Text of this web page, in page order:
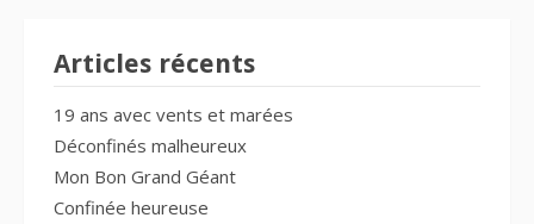
Articles récents
19 ans avec vents et marées
Déconfinés malheureux
Mon Bon Grand Géant
Confinée heureuse